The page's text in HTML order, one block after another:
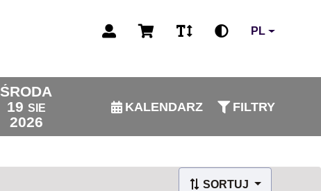
PL
ŚRODA
19 SIE
2026
KALENDARZ FILTRY
SORTUJ